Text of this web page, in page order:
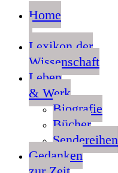
Home
Lexikon der
Wissenschaft
Leben
& Werk
Biografie
Bücher
Sendereihen
Gedanken